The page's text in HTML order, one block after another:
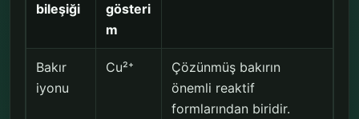
bileşiği
gösteri
m
Bakır
iyonu
Cu²⁺
Çözünmüş bakırın
önemli reaktif
formlarından biridir.